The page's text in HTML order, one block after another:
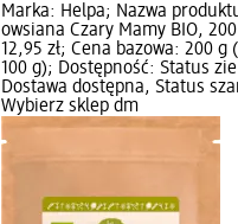
Marka: Helpa; Nazwa
owsiana Czary Mamy BIO,
12,95 zł; Cena bazowa: 200 g
100 g); Dostępność: Status
Dostawa dostępna, Status
Wybierz sklep dm